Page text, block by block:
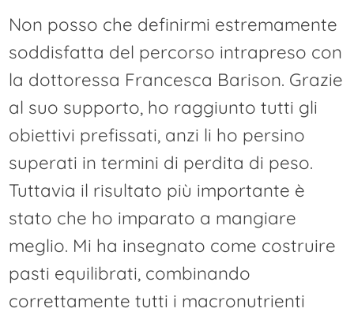
Non posso che definirmi estremamente
soddisfatta del percorso intrapreso con
la dottoressa Francesca Barison. Grazie
al suo supporto, ho raggiunto tutti gli
obiettivi prefissati, anzi li ho persino
superati in termini di perdita di peso.
Tuttavia il risultato più importante è
stato che ho imparato a mangiare
meglio. Mi ha insegnato come costruire
pasti equilibrati, combinando
correttamente tutti i macronutrienti